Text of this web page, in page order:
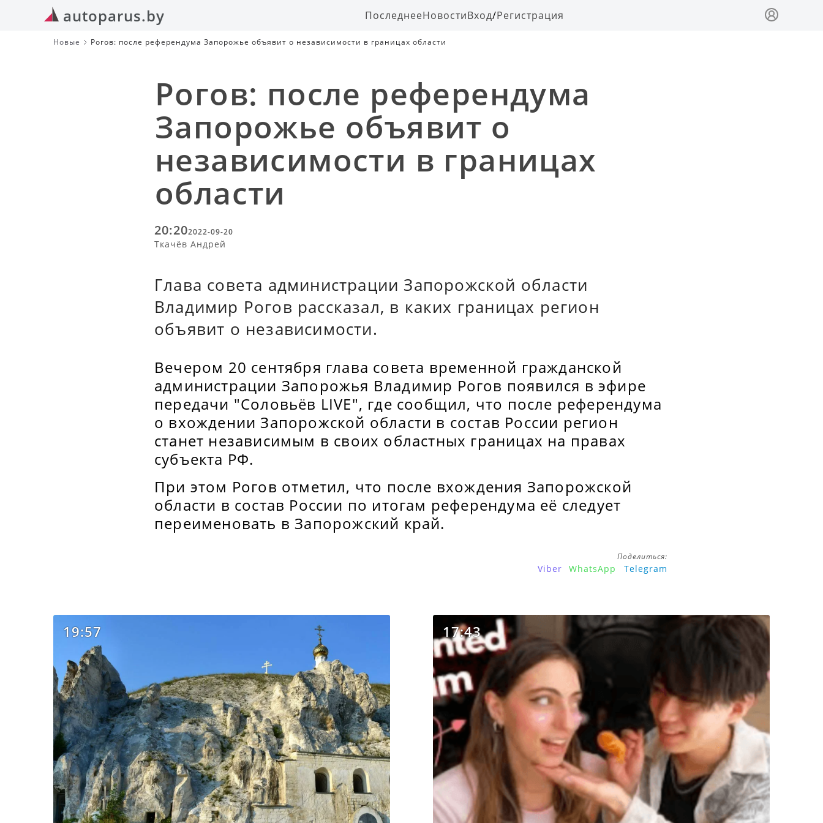
autoparus.by ПоследнееНовостиВход/Регистрация
Новые Рогов: после референдума Запорожье объявит о независимости в границах области
Рогов: после референдума
Запорожье объявит о
независимости в границах
области
20:202022-09-20
Ткачёв Андрей
Глава совета администрации Запорожской области
Владимир Рогов рассказал, в каких границах регион
объявит о независимости.
Вечером 20 сентября глава совета временной гражданской
администрации Запорожья Владимир Рогов появился в эфире
передачи "Соловьёв LIVE", где сообщил, что после референдума
о вхождении Запорожской области в состав России регион
станет независимым в своих областных границах на правах
субъекта РФ.
При этом Рогов отметил, что после вхождения Запорожской
области в состав России по итогам референдума её следует
переименовать в Запорожский край.
Поделиться:
Viber WhatsApp Telegram
19:57 17:43